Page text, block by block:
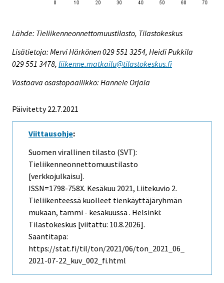
Lähde: Tieliikenneonnettomuustilasto, Tilastokeskus
Lisätietoja: Mervi Härkönen 029 551 3254, Heidi Pukkila
029 551 3478, liikenne.matkailu@tilastokeskus.fi
Vastaava osastopäällikkö: Hannele Orjala
Päivitetty 22.7.2021
Viittausohje:
Suomen virallinen tilasto (SVT):
Tieliikenneonnettomuustilasto
[verkkojulkaisu].
ISSN=1798-758X. Kesäkuu 2021, Liitekuvio 2.
Tieliikenteessä kuolleet tienkäyttäjäryhmän
mukaan, tammi - kesäkuussa . Helsinki:
Tilastokeskus [viitattu: 10.8.2026].
Saantitapa:
https://stat.fi/til/ton/2021/06/ton_2021_06_
2021-07-22_kuv_002_fi.html